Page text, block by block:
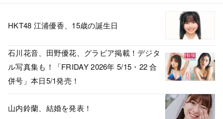
HKT48 江浦優香、15歳の誕生日
石川花音、田野優花、グラビア掲載！デジタ
ル写真集も！「FRIDAY 2026年 5/15・22 合
併号」本日5/1発売！
山内鈴蘭、結婚を発表！